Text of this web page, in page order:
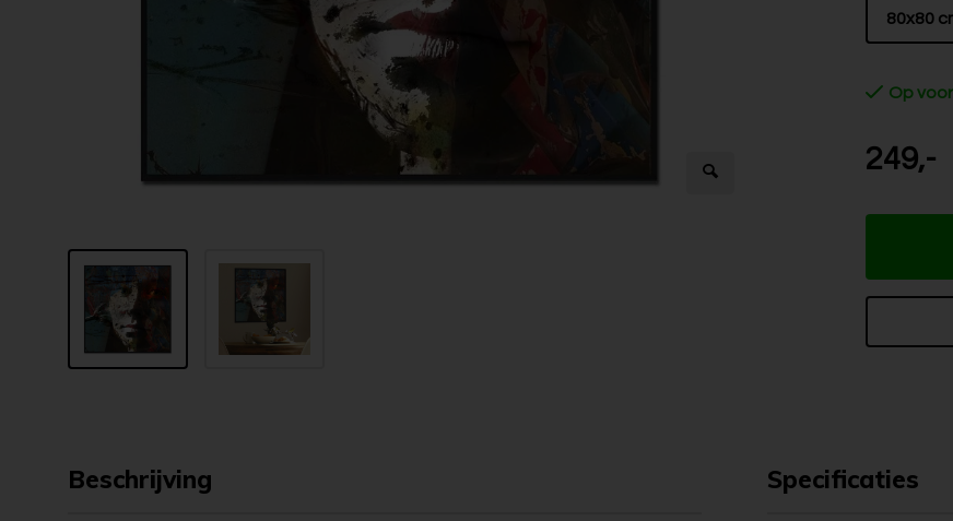
80x80
Op
249,-
Beschrijving Specificaties